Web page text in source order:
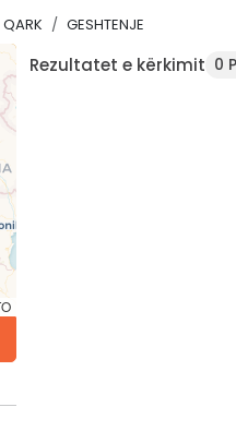
QARK GESHTENJE
Rezultatet e kërkimit 0